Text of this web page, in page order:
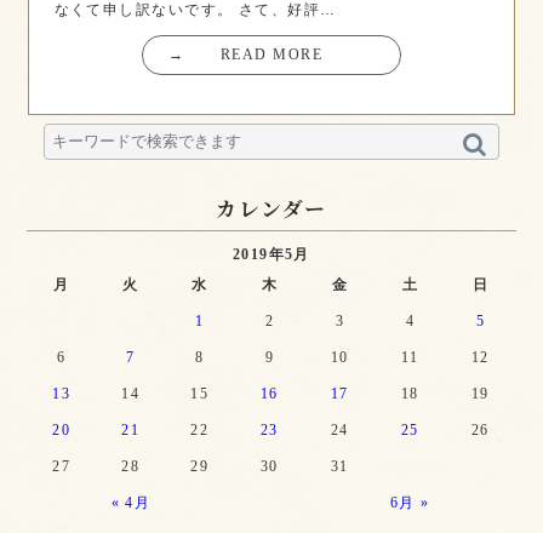
なくて申し訳ないです。 さて、好評…
→ READ MORE
カレンダー
2019年5月
月
火 水 木 金 土 日
« 4月 6月 »
1 2 3 4 5
6 7 8 9 10 11 12
13 14 15 16 17 18 19
20 21 22 23 24 25 26
27 28 29 30 31